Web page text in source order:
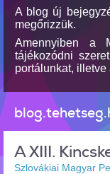
A blog új
megőrizzük.
Amennyiben a
tájékozódni
portálunkat, illetve
A XIII.
Szlovákiai Magyar